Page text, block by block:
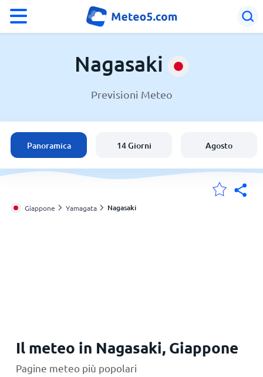
Giappone
Italia
Svizzera
Nagasaki
Previsioni Meteo
Panoramica 14 Giorni Agosto
Giappone Yamagata Nagasaki
Il meteo in Nagasaki, Giappone
Pagine meteo più popolari